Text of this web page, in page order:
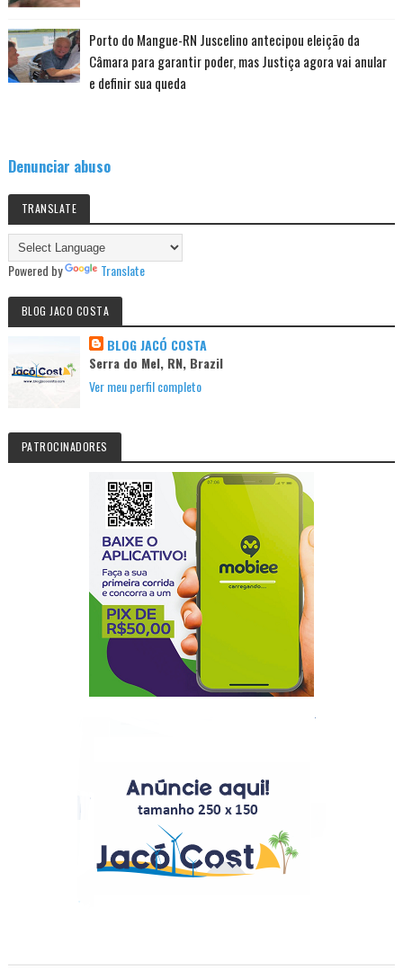
Porto do Mangue-RN Juscelino antecipou eleição da
Câmara para garantir poder, mas Justiça agora vai anular
e definir sua queda
Denunciar abuso
TRANSLATE
Powered by Translate
BLOG JACO COSTA
BLOG JACÓ COSTA
Serra do Mel, RN, Brazil
Ver meu perfil completo
PATROCINADORES